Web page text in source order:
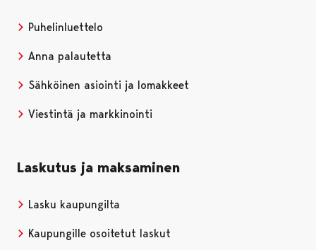
Puhelinluettelo
Anna palautetta
Sähköinen asiointi ja lomakkeet
Viestintä ja markkinointi
Laskutus ja maksaminen
Lasku kaupungilta
Kaupungille osoitetut laskut